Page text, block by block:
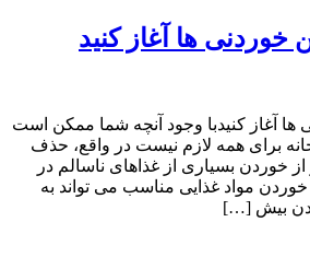
خوردنی ها آغاز کنید
ها آغاز کنیدبا وجود آنچه شما ممکن است
برای همه لازم نیست در واقع، حذف
خوردن بسیاری از غذاهای ناسالم در
خوردن مواد غذایی مناسب می تواند به
بیش […]